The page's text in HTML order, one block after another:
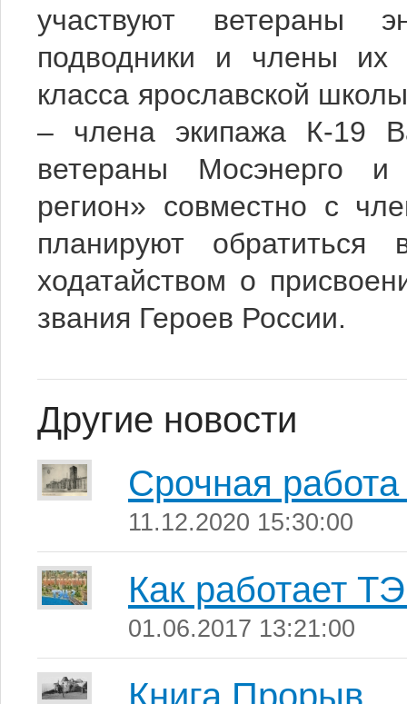
участвуют ветераны
подводники и члены их
класса ярославской
– члена экипажа К-19
ветераны Мосэнерго и
регион» совместно с
планируют
ходатайством о
звания Героев России.
Другие новости
Срочная работа
11.12.2020 15:30:00
Как работает
01.06.2017 13:21:00
Книга Прорыв